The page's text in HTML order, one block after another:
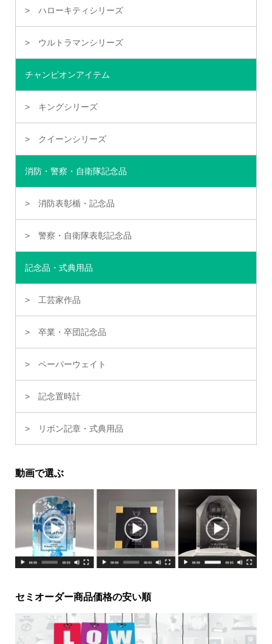
ハローキティシリーズ
ウルトラマンシリーズ
チャンピオンアイテム
キングシリーズ
クイーンシリーズ
消防・警察・自衛隊記念品
消防表彰楯・記念品
警察・自衛隊表彰記念品
記念品・式典用品
工芸家作品
卒業・卒団記念品
ペーパーウェイト
記念置時計
リボン記章・式典用品
動画で選ぶ
セミオーダー商品価格の安い順